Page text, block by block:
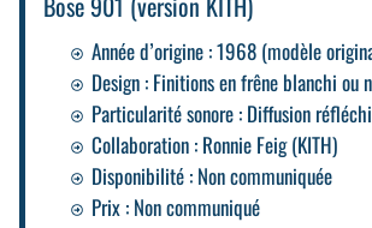
Année d’origine : 1968 (modèle
Design : Finitions en frêne blanchi ou
Particularité sonore : Diffusion
Collaboration : Ronnie Feig (KITH)
Disponibilité : Non communiquée
Prix : Non communiqué